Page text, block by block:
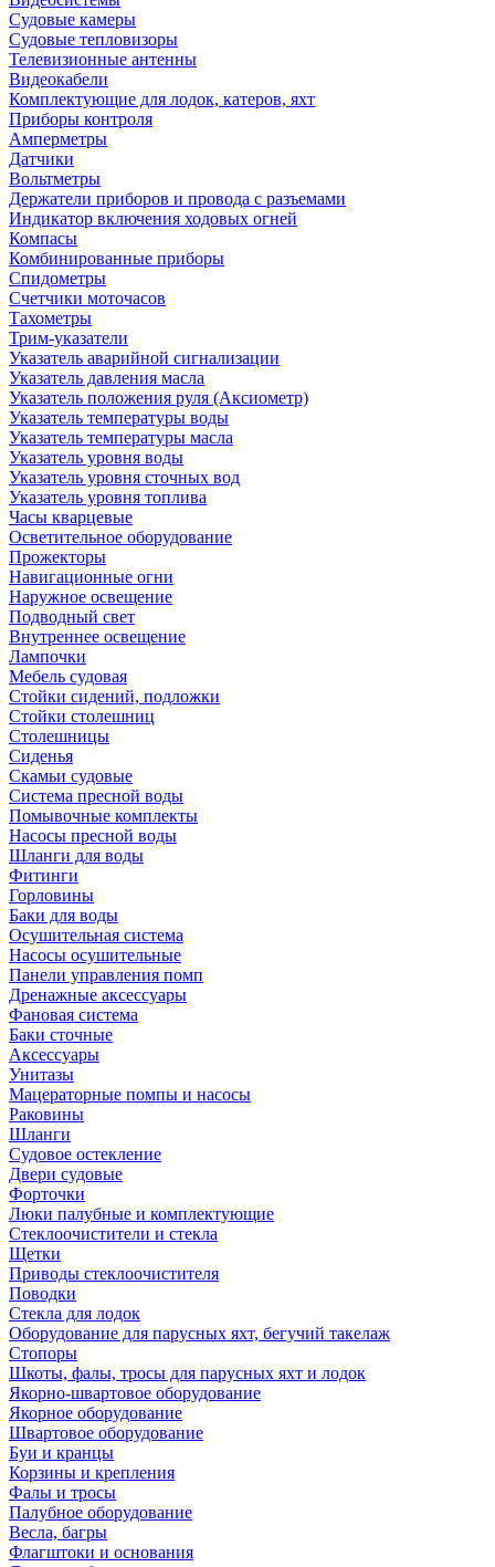
Судовые камеры
Cудовые тепловизоры
Телевизионные антенны
Видеокабели
Комплектующие для лодок, катеров, яхт
Приборы контроля
Амперметры
Датчики
Вольтметры
Держатели приборов и провода с разъемами
Индикатор включения ходовых огней
Компасы
Комбинированные приборы
Спидометры
Счетчики моточасов
Тахометры
Трим-указатели
Указатель аварийной сигнализации
Указатель давления масла
Указатель положения руля (Аксиометр)
Указатель температуры воды
Указатель температуры масла
Указатель уровня воды
Указатель уровня сточных вод
Указатель уровня топлива
Часы кварцевые
Осветительное оборудование
Прожекторы
Навигационные огни
Наружное освещение
Подводный свет
Внутреннее освещение
Лампочки
Мебель судовая
Стойки сидений, подложки
Стойки столешниц
Столешницы
Сиденья
Скамьи судовые
Система пресной воды
Помывочные комплекты
Насосы пресной воды
Шланги для воды
Фитинги
Горловины
Баки для воды
Осушительная система
Насосы осушительные
Панели управления помп
Дренажные аксессуары
Фановая система
Баки сточные
Аксессуары
Унитазы
Мацераторные помпы и насосы
Раковины
Шланги
Судовое остекление
Двери судовые
Форточки
Люки палубные и комплектующие
Стеклоочистители и стекла
Щетки
Приводы стеклоочистителя
Поводки
Стекла для лодок
Оборудование для парусных яхт, бегучий такелаж
Стопоры
Шкоты, фалы, тросы для парусных яхт и лодок
Якорно-швартовое оборудование
Якорное оборудование
Швартовое оборудование
Буи и кранцы
Корзины и крепления
Фалы и тросы
Палубное оборудование
Весла, багры
Флагштоки и основания